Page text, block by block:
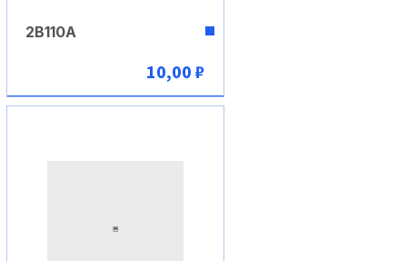
В корзину
2В110А
10,00 ₽